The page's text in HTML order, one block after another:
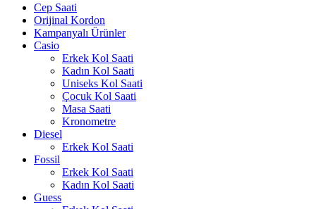
Cep Saati
Orijinal Kordon
Kampanyalı Ürünler
Casio
Erkek Kol Saati
Kadın Kol Saati
Uniseks Kol Saati
Çocuk Kol Saati
Masa Saati
Kronometre
Diesel
Erkek Kol Saati
Fossil
Erkek Kol Saati
Kadın Kol Saati
Guess